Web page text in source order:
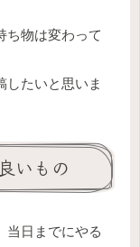
ち物は変わって
したいと思いま
いもの
当日までにやる